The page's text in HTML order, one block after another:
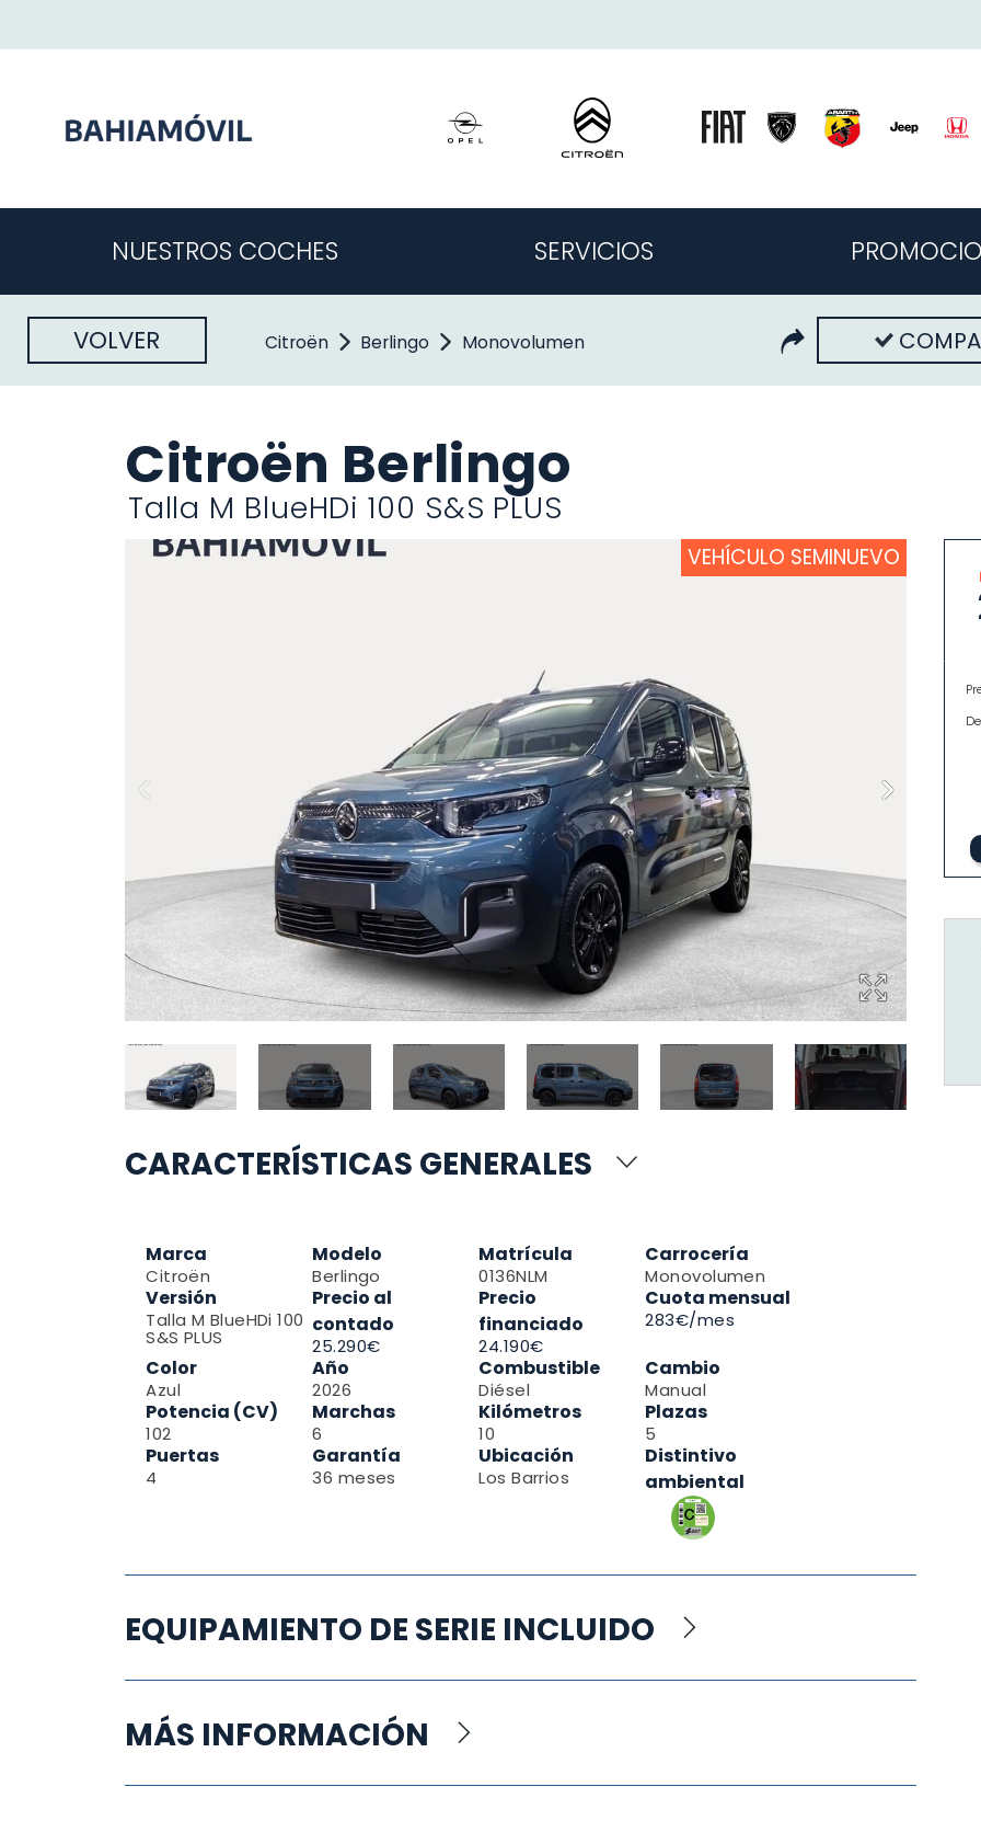
NUESTROS COCHES SERVICIOS
VOLVER Citroën Berlingo Monovolumen
Citroën Berlingo
Talla M BlueHDi 100 S&S PLUS
VEHÍCULO SEMINUEVO
CARACTERÍSTICAS GENERALES
Marca
Citroën
Modelo
Berlingo
Matrícula
0136NLM
Carrocería
Monovolumen
Versión
Talla M BlueHDi 100
S&S PLUS
Precio al
contado
25.290€
Precio
financiado
24.190€
Cuota mensual
283€/mes
Color
Azul
Año
2026
Combustible
Diésel
Cambio
Manual
Potencia (CV)
102
Marchas
6
Kilómetros
10
Plazas
5
Puertas
4
Garantía
36 meses
Ubicación
Los Barrios
Distintivo
ambiental
EQUIPAMIENTO DE SERIE INCLUIDO
MÁS INFORMACIÓN